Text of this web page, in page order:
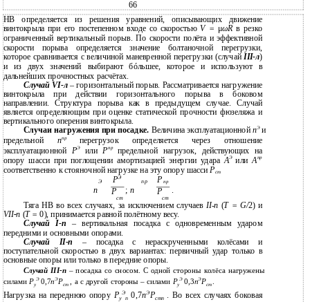
66
НВ определяется из решения уравнений, описывающих движение
винтокрыла при его постепенном входе со скоростью V = μωRв резко
ограниченный вертикальный порыв. По скорости полёта и эффективной
скорости порыва определяется значение болтаночной перегрузки,
которое сравнивается с величиной маневренной перегрузки (случайIII-л)
и из двух значений выбирают бóльшее, которое и используют в
дальнейших прочностных расчётах.
Случай VI-л – горизонтальный порыв. Рассматривается нагружение
винтокрыла при действии горизонтального порыва в боковом
направлении. Структура порыва как в предыдущем случае. Случай
является определяющим при оценке статической прочности фюзеляжа и
вертикального оперения винтокрыла.
Случаи нагружения при посадке. Величина эксплуатационной nЭ и
предельной nпр перегрузок определяется через отношение
эксплуатационной РЭ или Рпр предельной нагрузок, действующих на
опору шасси при поглощении амортизацией энергии удараАЭ илиАпр
соответственно к стояночной нагрузке на эту опору шассиРст
n
Э РЭ
; n
пр Р пр
.
Р Р
ст ст
Тяга НВ во всех случаях, за исключением случаевII-п (Т = G/2) и
VII-п (Т =0), принимается равной полётному весу.
СлучайI-п
– вертикальная посадка с одновременным ударом
передними и основными опорами.
Случай II-п – посадка с нераскрученными колёсами и
поступательной скоростью в двух вариантах: первичный удар только в
основные опоры или только в передние опоры.
Случай III-п – посадка со сносом. С одной стороны колёса нагружены
силамиРу
Э0,7nЭРcт, а с другой стороны – силами Ру
Э0,3nЭРcт.
Нагрузка на переднюю опору Ру
Э
п0,7nЭРcтп . Во всех случаях боковая